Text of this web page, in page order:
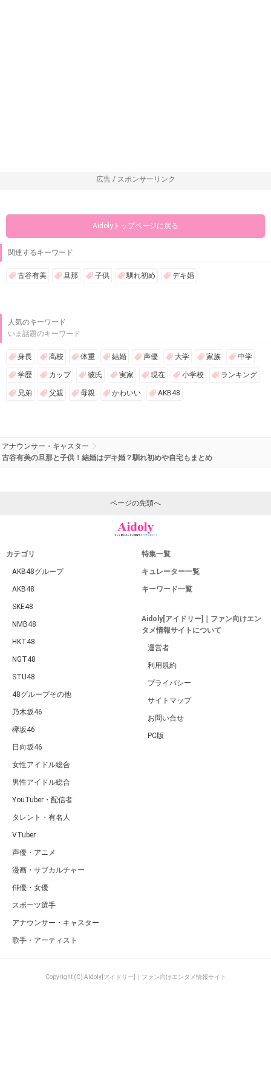
広告 / スポンサーリンク
Aidolyトップページに戻る
関連するキーワード
古谷有美 旦那 子供 馴れ初め デキ婚
人気のキーワード
いま話題のキーワード
身長 高校 体重 結婚 声優 大学 家族 中学
学歴 カップ 彼氏 実家 現在 小学校 ランキング
兄弟 父親 母親 かわいい AKB48
アナウンサー・キャスター
古谷有美の旦那と子供！結婚はデキ婚？馴れ初めや自宅もまとめ
ページの先頭へ
カテゴリ
AKB48グループ
AKB48
SKE48
NMB48
HKT48
NGT48
STU48
48グループその他
乃木坂46
欅坂46
日向坂46
女性アイドル総合
男性アイドル総合
YouTuber・配信者
タレント・有名人
VTuber
声優・アニメ
漫画・サブカルチャー
俳優・女優
スポーツ選手
アナウンサー・キャスター
歌手・アーティスト
特集一覧
キュレーター一覧
キーワード一覧
Aidoly[アイドリー]｜ファン向けエン
タメ情報サイトについて
運営者
利用規約
プライバシー
サイトマップ
お問い合せ
PC版
Copyright (C) Aidoly[アイドリー]｜ファン向けエンタメ情報サイト